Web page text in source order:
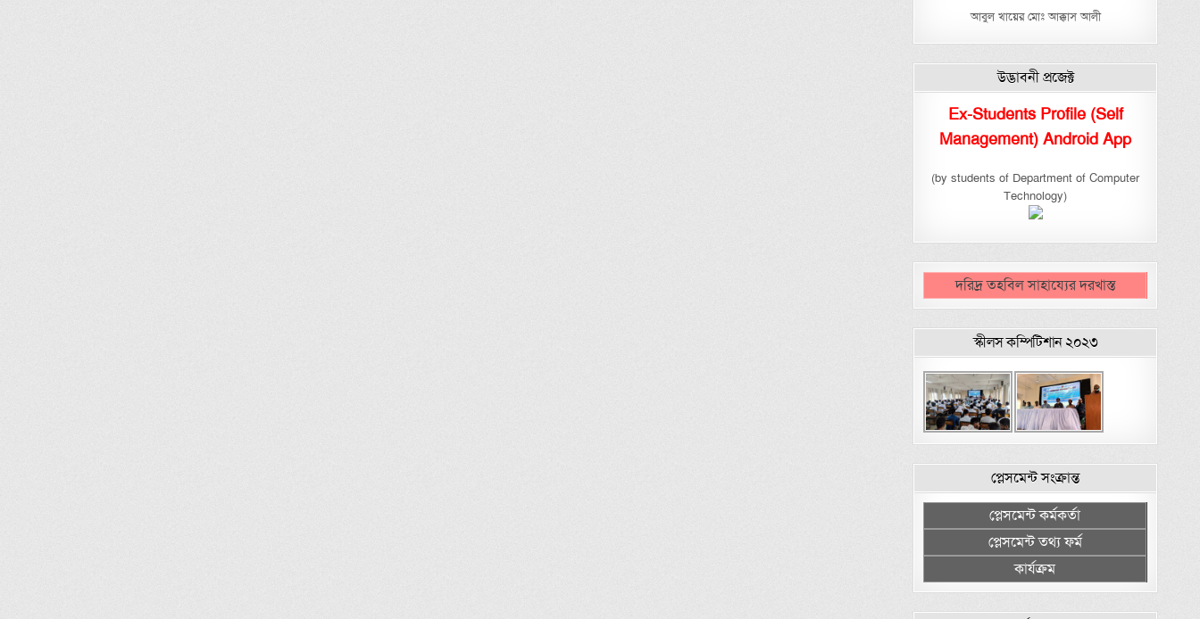
আবুল খায়ের মোঃ আক্কাস আলী
উদ্ভাবনী প্রজেক্ট
Ex-Students Profile (Self
Management) Android App
(by students of Department of Computer
Technology)
দরিদ্র তহবিল সাহায্যের দরখাস্ত
স্কীলস কম্পিটিশান ২০২৩
প্লেসমেন্ট সংক্রান্ত
প্লেসমেন্ট কর্মকর্তা
প্লেসমেন্ট তথ্য ফর্ম
কার্যক্রম